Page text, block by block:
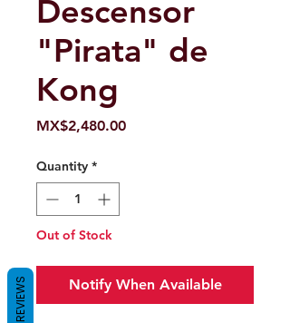
Descensor
"Pirata" de
Kong
MX$2,480.00Price
Quantity *
Out of Stock
Notify When Available
REVIEWS